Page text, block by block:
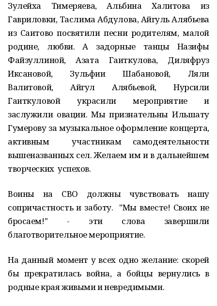
Зулейха Тимеряева, Альбина Халитова из
Гавриловки, Таслима Абдулова, Айгуль Алябьева
из Саитово посвятили песни родителям, малой
родине, любви. А задорные танцы Назифы
Файзуллиной, Азата Гаиткулова, Диляфруз
Иксановой, Зульфии Шабановой, Ляли
Валитовой, Айгул Алябьевой, Нурсили
Гаиткуловой украсили мероприятие и
заслужили овации. Мы признательны Ильшату
Гумерову за музыкальное оформление концерта,
активным участникам самодеятельности
вышеназванных сел. Желаем им и в дальнейшем
творческих успехов.
Воины на СВО должны чувствовать нашу
сопричастность и заботу. "Мы вместе! Своих не
бросаем!" - эти слова завершили
благотворительное мероприятие.
На данный момент у всех одно желание: скорей
бы прекратилась война, а бойцы вернулись в
родные края живыми и невредимыми.